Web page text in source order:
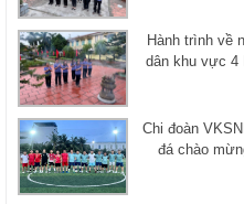
Hành trình về
dân khu vực 4
Chi đoàn
đá chào